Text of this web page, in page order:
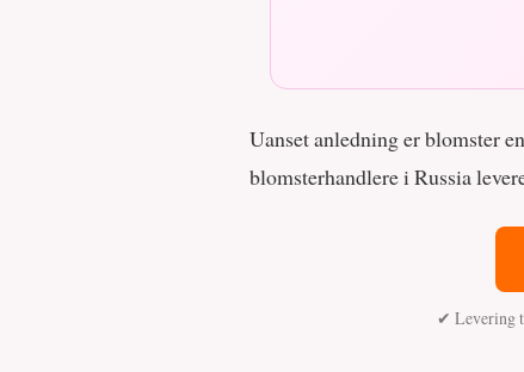
Uanset anledning er blomster
blomsterhandlere i Russia
✔ Levering